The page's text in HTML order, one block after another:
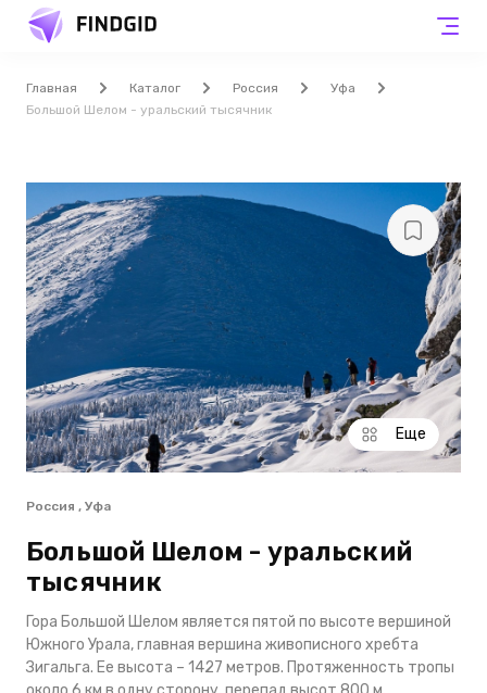
Главная Каталог Россия
Уфа
Большой Шелом - уральский тысячник
Еще
Россия , Уфа
Большой Шелом - уральский
тысячник
Гора Большой Шелом является пятой по высоте вершиной
Южного Урала, главная вершина живописного хребта
Зигальга. Ее высота – 1427 метров. Протяженность тропы